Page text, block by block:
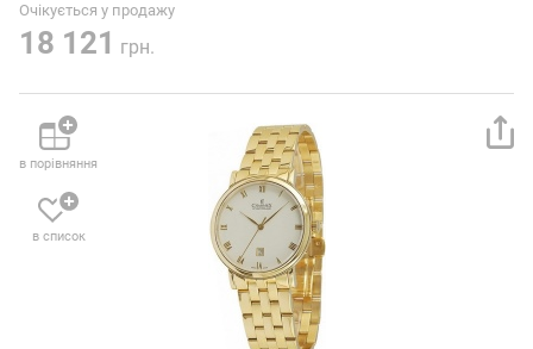
Очікується у продажу
18 121 грн.
в порівняння
в список